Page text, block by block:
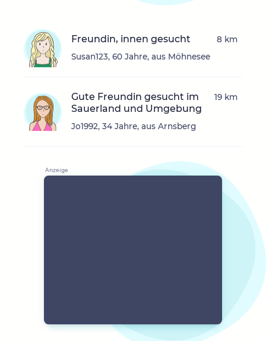
Freundin, innen gesucht
Susan123, 60 Jahre, aus Möhnesee
8 km
Gute Freundin gesucht im
Sauerland und Umgebung
Jo1992, 34 Jahre, aus Arnsberg
19 km